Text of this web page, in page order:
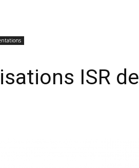
ISR de